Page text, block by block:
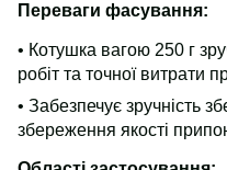
Переваги фасування:
• Котушка вагою 250 г
робіт та точної витрати
• Забезпечує зручність
збереження якості